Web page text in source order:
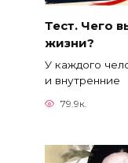
Тест. Чего
жизни?
У каждого
и внутренние
79.9к.